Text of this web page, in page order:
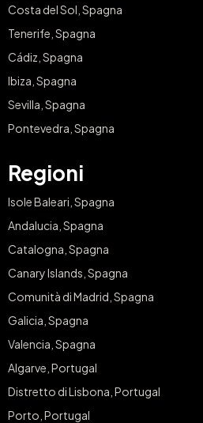
Costa del Sol, Spagna
Tenerife, Spagna
Cádiz, Spagna
Ibiza, Spagna
Sevilla, Spagna
Pontevedra, Spagna
Regioni
Isole Baleari, Spagna
Andalucia, Spagna
Catalogna, Spagna
Canary Islands, Spagna
Comunità di Madrid, Spagna
Galicia, Spagna
Valencia, Spagna
Algarve, Portugal
Distretto di Lisbona, Portugal
Porto, Portugal